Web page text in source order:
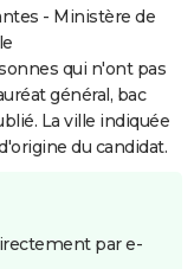
- Ministère de
qui n'ont pas
général, bac
La ville indiquée
du candidat.
par e-